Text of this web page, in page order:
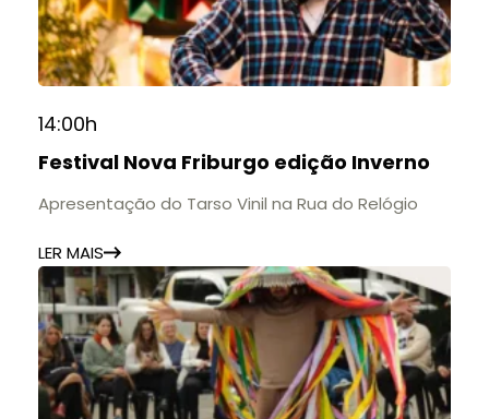
14:00h
Festival Nova Friburgo edição Inverno
Apresentação do Tarso Vinil na Rua do Relógio
LER MAIS